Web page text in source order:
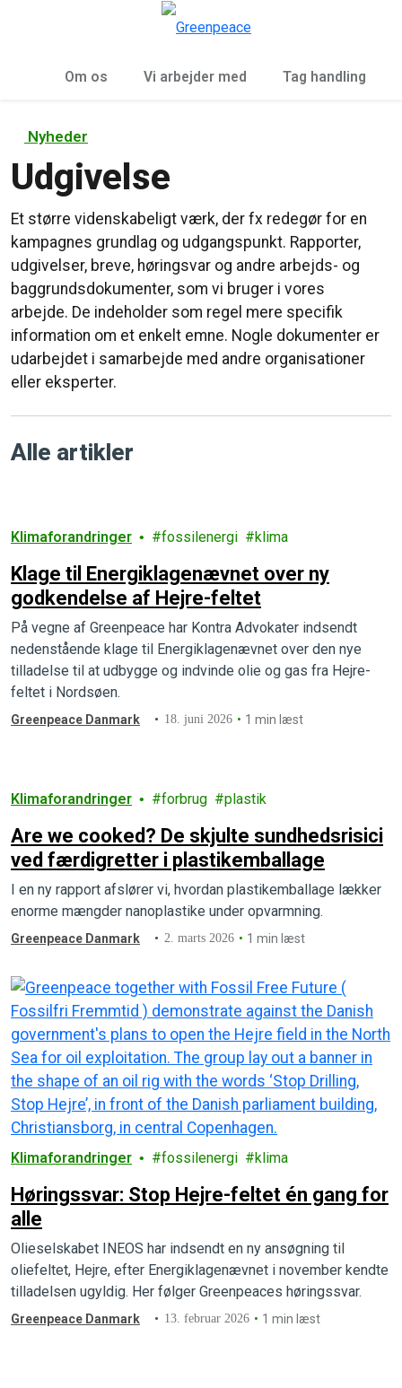
Om os Vi arbejder med Tag handling
Nyheder
Udgivelse
Et større videnskabeligt værk, der fx redegør for en
kampagnes grundlag og udgangspunkt. Rapporter,
udgivelser, breve, høringsvar og andre arbejds- og
baggrundsdokumenter, som vi bruger i vores
arbejde. De indeholder som regel mere specifik
information om et enkelt emne. Nogle dokumenter er
udarbejdet i samarbejde med andre organisationer
eller eksperter.
Alle artikler
Klimaforandringer fossilenergi klima
Klage til Energiklagenævnet over ny
godkendelse af Hejre-feltet
På vegne af Greenpeace har Kontra Advokater indsendt
nedenstående klage til Energiklagenævnet over den nye
tilladelse til at udbygge og indvinde olie og gas fra Hejre-
feltet i Nordsøen.
Greenpeace Danmark 18. juni 2026 1 min læst
Klimaforandringer forbrug plastik
Are we cooked? De skjulte sundhedsrisici
ved færdigretter i plastikemballage
I en ny rapport afslører vi, hvordan plastikemballage lækker
enorme mængder nanoplastike under opvarmning. ⁣
Greenpeace Danmark 2. marts 2026 1 min læst
Klimaforandringer fossilenergi klima
Høringssvar: Stop Hejre-feltet én gang for
alle
Olieselskabet INEOS har indsendt en ny ansøgning til
oliefeltet, Hejre, efter Energiklagenævnet i november kendte
tilladelsen ugyldig. Her følger Greenpeaces høringssvar.
Greenpeace Danmark 13. februar 2026 1 min læst